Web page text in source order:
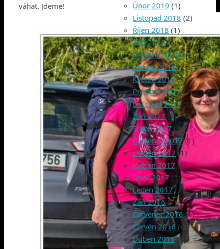
váhat. Jdeme!
Únor 2019 (1)
Listopad 2018 (2)
Říjen 2018 (1)
Září 2018(3)
Červenec 2018(1)
Červen 2018(2)
Květen 2018(3)
Prosinec 2017(2)
Listopad 2017(3)
Září 2017(2)
Srpen 2017(3)
Červenec 2017(1)
Červen 2017(1)
Květen 2017 (2)
Únor 2017 (1)
Leden 2017(3)
Září 2016(1)
Červenec 2016(1)
Červen 2016 (4)
Duben 2016(3)